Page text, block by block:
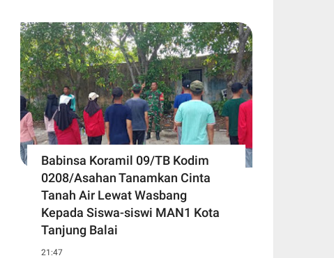
Babinsa Koramil 09/TB Kodim
0208/Asahan Tanamkan Cinta
Tanah Air Lewat Wasbang
Kepada Siswa-siswi MAN1 Kota
Tanjung Balai
21:47